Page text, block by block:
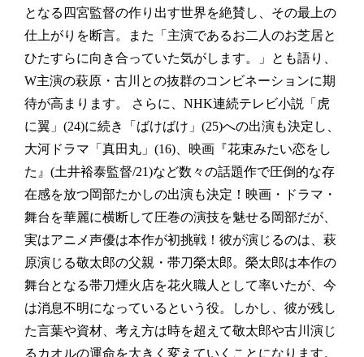
となる四宮監督の作り出す世界を絶賛し、その最上の
仕上がりを断言。また「主演であるお二人のお芝居と
ひたすらに向き合っていた気がします。」とも語り、
W主演の萩原・古川との抜群のコンビネーションに期
待が高まります。
さらに、NHK連続テレビ小説「虎
に翼」(24)に続き「ばけばけ」(25)への出演も決定し、
大河ドラマ「真田丸」(16)、映画『花束みたい恋をし
た』(土井裕泰監督/21)など数々の話題作で圧倒的な存
在感を放つ岡部たかしの出演も決定！映画・ドラマ・
舞台を華麗に横断して圧巻の演技を魅せる岡部だが、
実はアニメ声優は本作が初挑戦！彼が演じるのは、萩
原演じる敬太郎の父親・帯刀榮太郎。榮太郎は本作の
舞台となる帯刀煙火店を花火職人として率いたが、今
は消息不明になっているという役。しかし、彼が残し
た言葉や資材、考え方は時を超えて敬太郎や古川演じ
るカオルの運命を大きく変えていくことになります。